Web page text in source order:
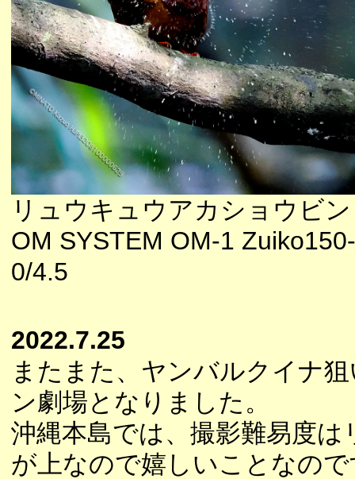
リュウキュウアカショウビン
OM SYSTEM OM-1
0/4.5
2022.7.25
またまた、ヤンバルクイナ
ン劇場となりました。
沖縄本島では、撮影難易度
が上なので嬉しいことなの